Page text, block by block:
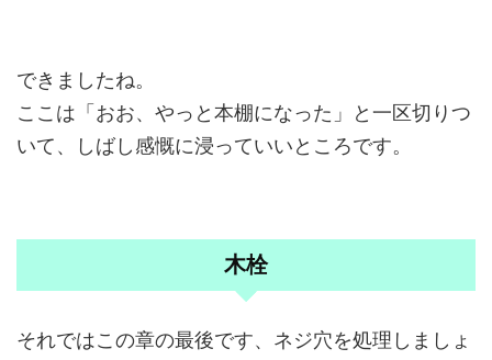
できましたね。
ここは「おお、やっと本棚になった」と一区切りつ
いて、しばし感慨に浸っていいところです。
木栓
それではこの章の最後です、ネジ穴を処理しましょ